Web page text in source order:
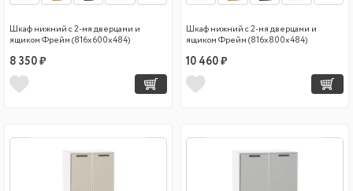
Шкаф нижний с 2-мя дверцами и
ящиком Фрейм (816х600х484)
8 350 ₽
Шкаф нижний с 2-мя дверцами и
ящиком Фрейм (816х800х484)
10 460 ₽